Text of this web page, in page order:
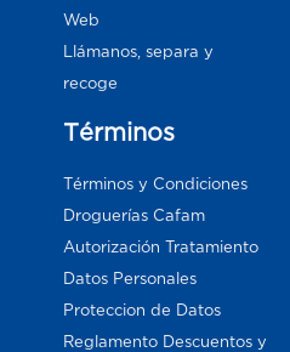
Web
Llámanos, separa y
recoge
Términos
Términos y Condiciones
Droguerías Cafam
Autorización Tratamiento
Datos Personales
Proteccion de Datos
Reglamento Descuentos y